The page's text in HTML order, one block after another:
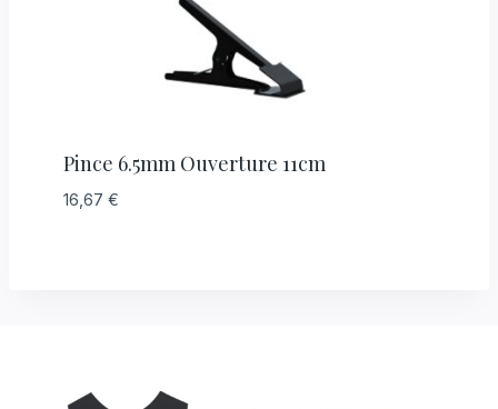
Pince 6.5mm Ouverture 11cm
16,67 €